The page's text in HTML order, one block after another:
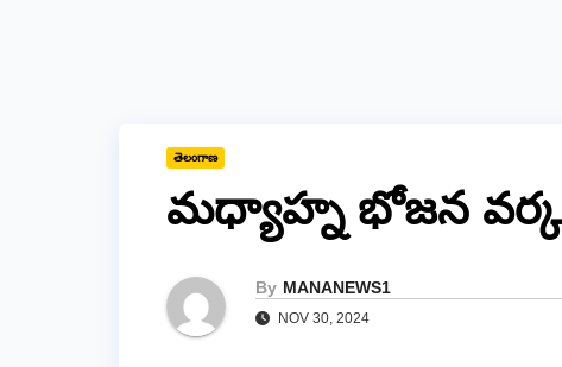
తెలంగాణ
మధ్యాహ్న భోజన
By MANANEWS1
NOV 30, 2024